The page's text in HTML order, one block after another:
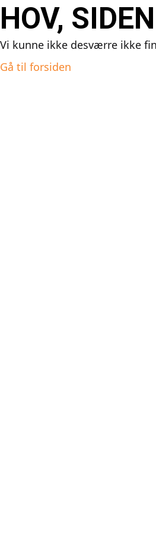
HOV,
Vi kunne ikke desværre ikke
Gå til forsiden